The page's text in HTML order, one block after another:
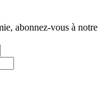
abonnez-vous à notre